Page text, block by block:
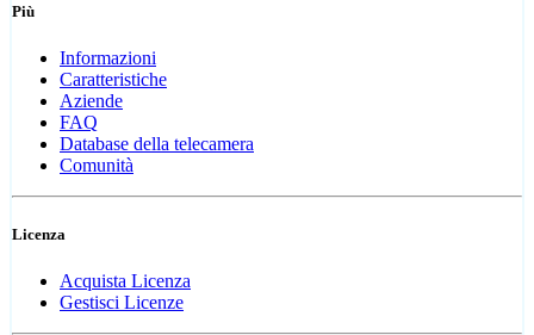
Più
Informazioni
Caratteristiche
Aziende
FAQ
Database della telecamera
Comunità
Licenza
Acquista Licenza
Gestisci Licenze